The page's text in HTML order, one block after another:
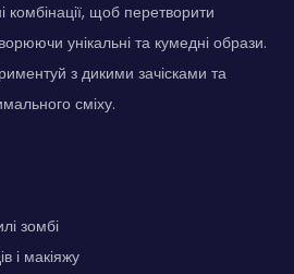
комбінації, щоб перетворити
унікальні та кумедні образи.
з дикими зачісками та
сміху.
зомбі
і макіяжу